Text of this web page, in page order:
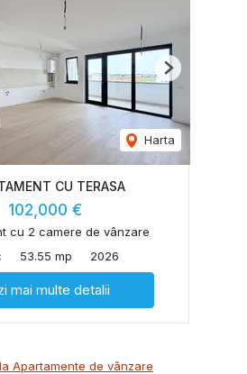
Harta
Next
CU TERASA
102,000 €
cu 2 camere de vânzare
53.55 mp 2026
mai multe detalii
Apartamente de vânzare